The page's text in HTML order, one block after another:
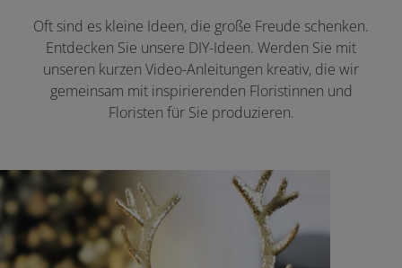
Oft sind es kleine Ideen, die große Freude schenken.
Entdecken Sie unsere DIY-Ideen. Werden Sie mit
unseren kurzen Video-Anleitungen kreativ, die wir
gemeinsam mit inspirierenden Floristinnen und
Floristen für Sie produzieren.